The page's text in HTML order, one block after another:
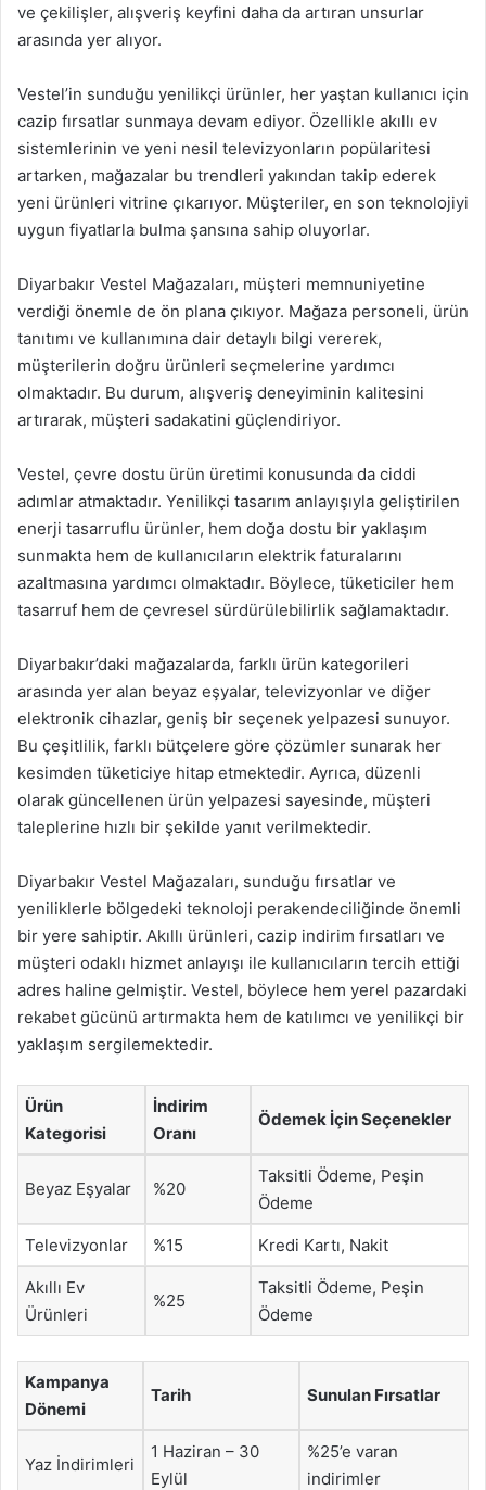
ve çekilişler, alışveriş keyfini daha da artıran unsurlar
arasında yer alıyor.
Vestel’in sunduğu yenilikçi ürünler, her yaştan kullanıcı için
cazip fırsatlar sunmaya devam ediyor. Özellikle akıllı ev
sistemlerinin ve yeni nesil televizyonların popülaritesi
artarken, mağazalar bu trendleri yakından takip ederek
yeni ürünleri vitrine çıkarıyor. Müşteriler, en son teknolojiyi
uygun fiyatlarla bulma şansına sahip oluyorlar.
Diyarbakır Vestel Mağazaları, müşteri memnuniyetine
verdiği önemle de ön plana çıkıyor. Mağaza personeli, ürün
tanıtımı ve kullanımına dair detaylı bilgi vererek,
müşterilerin doğru ürünleri seçmelerine yardımcı
olmaktadır. Bu durum, alışveriş deneyiminin kalitesini
artırarak, müşteri sadakatini güçlendiriyor.
Vestel, çevre dostu ürün üretimi konusunda da ciddi
adımlar atmaktadır. Yenilikçi tasarım anlayışıyla geliştirilen
enerji tasarruflu ürünler, hem doğa dostu bir yaklaşım
sunmakta hem de kullanıcıların elektrik faturalarını
azaltmasına yardımcı olmaktadır. Böylece, tüketiciler hem
tasarruf hem de çevresel sürdürülebilirlik sağlamaktadır.
Diyarbakır’daki mağazalarda, farklı ürün kategorileri
arasında yer alan beyaz eşyalar, televizyonlar ve diğer
elektronik cihazlar, geniş bir seçenek yelpazesi sunuyor.
Bu çeşitlilik, farklı bütçelere göre çözümler sunarak her
kesimden tüketiciye hitap etmektedir. Ayrıca, düzenli
olarak güncellenen ürün yelpazesi sayesinde, müşteri
taleplerine hızlı bir şekilde yanıt verilmektedir.
Diyarbakır Vestel Mağazaları, sunduğu fırsatlar ve
yeniliklerle bölgedeki teknoloji perakendeciliğinde önemli
bir yere sahiptir. Akıllı ürünleri, cazip indirim fırsatları ve
müşteri odaklı hizmet anlayışı ile kullanıcıların tercih ettiği
adres haline gelmiştir. Vestel, böylece hem yerel pazardaki
rekabet gücünü artırmakta hem de katılımcı ve yenilikçi bir
yaklaşım sergilemektedir.
Ürün
Kategorisi
İndirim
Oranı
Ödemek İçin Seçenekler
Beyaz Eşyalar %20
Taksitli Ödeme, Peşin
Ödeme
Televizyonlar %15 Kredi Kartı, Nakit
Akıllı Ev
Ürünleri
%25
Taksitli Ödeme, Peşin
Ödeme
Kampanya
Dönemi
Tarih Sunulan Fırsatlar
Yaz İndirimleri
1 Haziran – 30
Eylül
%25’e varan
indirimler